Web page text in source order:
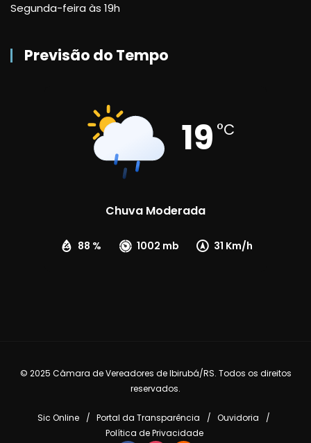
Segunda-feira às 19h
Previsão do Tempo
19 °C
Chuva Moderada
88 % 1002 mb 31 Km/h
© 2025 Câmara de Vereadores de Ibirubá/RS. Todos os direitos
reservados.
Sic Online Portal da Transparência
Ouvidoria
Política de Privacidade